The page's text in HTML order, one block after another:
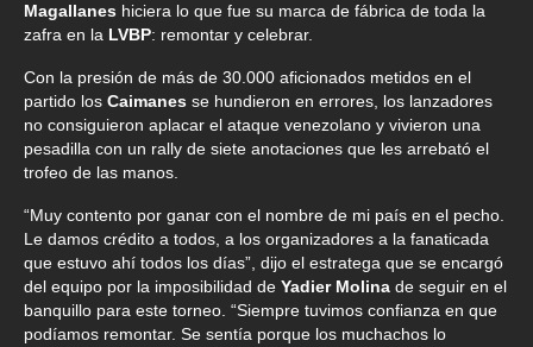
Magallanes hiciera lo que fue su marca de fábrica de toda la
zafra en la LVBP: remontar y celebrar.
Con la presión de más de 30.000 aficionados metidos en el
partido los Caimanes se hundieron en errores, los lanzadores
no consiguieron aplacar el ataque venezolano y vivieron una
pesadilla con un rally de siete anotaciones que les arrebató el
trofeo de las manos.
“Muy contento por ganar con el nombre de mi país en el pecho.
Le damos crédito a todos, a los organizadores a la fanaticada
que estuvo ahí todos los días”, dijo el estratega que se encargó
del equipo por la imposibilidad de Yadier Molina de seguir en el
banquillo para este torneo. “Siempre tuvimos confianza en que
podíamos remontar. Se sentía porque los muchachos lo